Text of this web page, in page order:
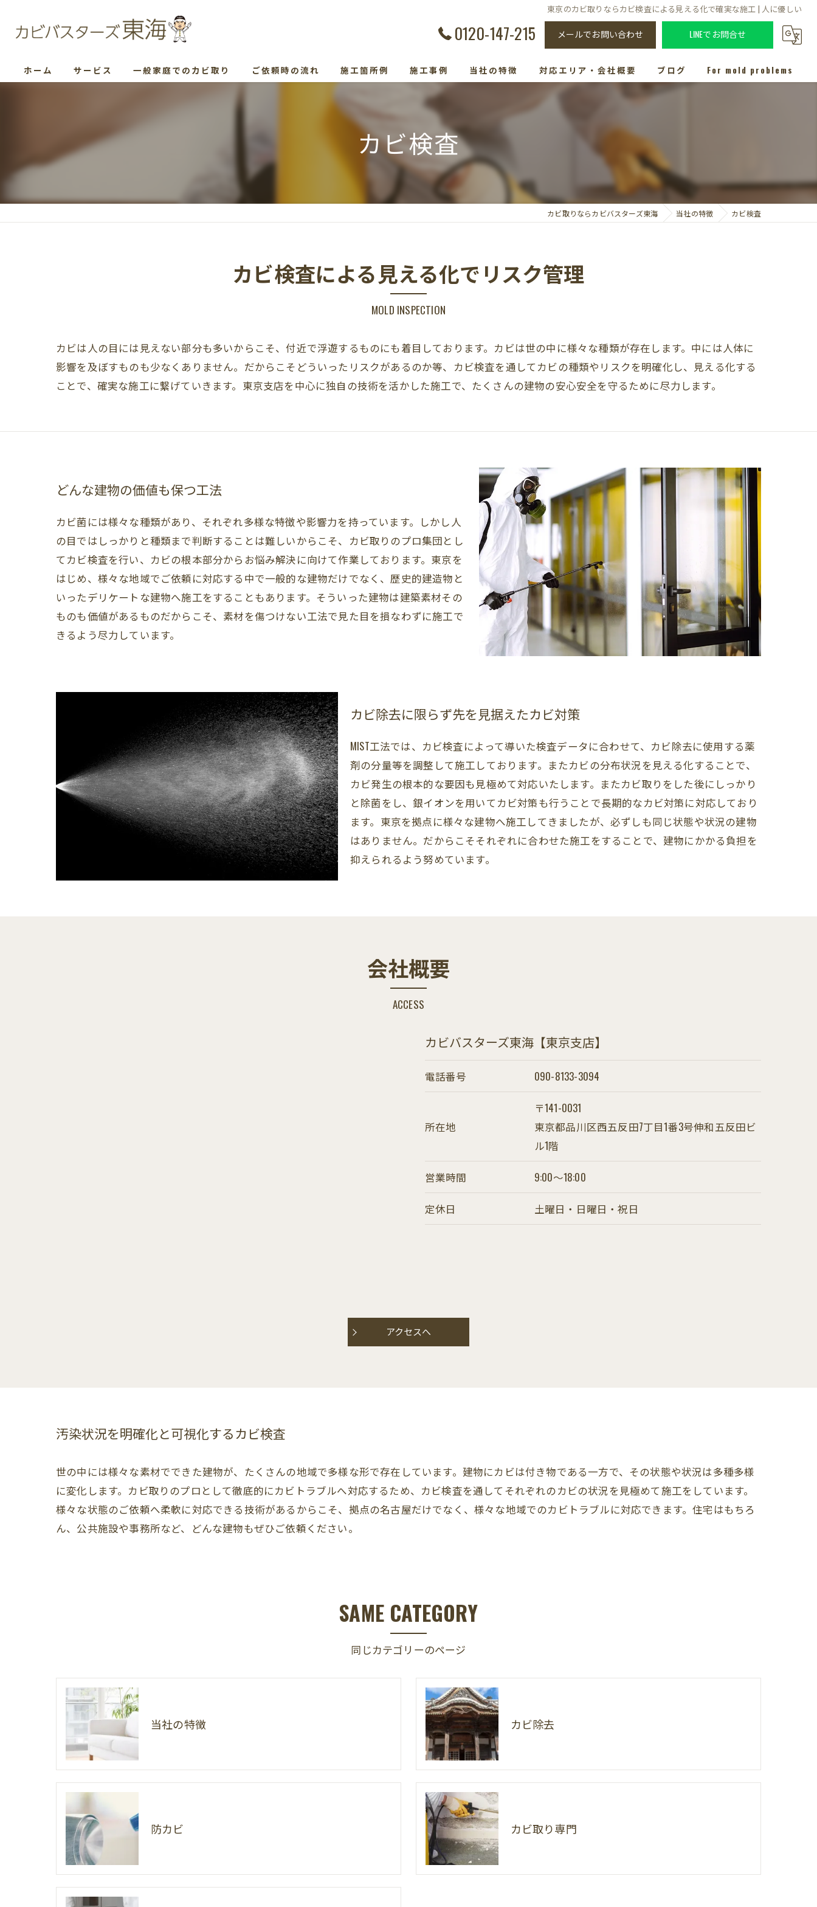
東京のカビ取りならカビ検査による見える化で確実な施工 | 人に優しい
0120-147-215 メールでお問い合わせ LINEでお問合せ
ホーム サービス 一般家庭でのカビ取り ご依頼時の流れ 施工箇所例 施工事例 当社の特徴
カビ取り専門
カビトラブル
カビ検査
対応エリア・会社概要 ブログ For mold problems
カビ検査
カビ取りならカビバスターズ東海 当社の特徴 カビ検査
カビ検査による見える化でリスク管理
MOLD INSPECTION
カビは人の目には見えない部分も多いからこそ、付近で浮遊するものにも着目しております。カビは世の中に様々な種類が存在します。中には人体に
影響を及ぼすものも少なくありません。だからこそどういったリスクがあるのか等、カビ検査を通してカビの種類やリスクを明確化し、見える化する
ことで、確実な施工に繋げていきます。東京支店を中心に独自の技術を活かした施工で、たくさんの建物の安心安全を守るために尽力します。
どんな建物の価値も保つ工法
カビ菌には様々な種類があり、それぞれ多様な特徴や影響力を持っています。しかし人
の目ではしっかりと種類まで判断することは難しいからこそ、カビ取りのプロ集団とし
てカビ検査を行い、カビの根本部分からお悩み解決に向けて作業しております。東京を
はじめ、様々な地域でご依頼に対応する中で一般的な建物だけでなく、歴史的建造物と
いったデリケートな建物へ施工をすることもあります。そういった建物は建築素材その
ものも価値があるものだからこそ、素材を傷つけない工法で見た目を損なわずに施工で
きるよう尽力しています。
カビ除去に限らず先を見据えたカビ対策
MIST工法では、カビ検査によって導いた検査データに合わせて、カビ除去に使用する薬
剤の分量等を調整して施工しております。またカビの分布状況を見える化することで、
カビ発生の根本的な要因も見極めて対応いたします。またカビ取りをした後にしっかり
と除菌をし、銀イオンを用いてカビ対策も行うことで長期的なカビ対策に対応しており
ます。東京を拠点に様々な建物へ施工してきましたが、必ずしも同じ状態や状況の建物
はありません。だからこそそれぞれに合わせた施工をすることで、建物にかかる負担を
抑えられるよう努めています。
会社概要
ACCESS
カビバスターズ東海【東京支店】
電話番号 090-8133-3094
所在地
〒141-0031
東京都品川区西五反田7丁目1番3号伸和五反田ビ
ル1階
営業時間 9:00～18:00
定休日 土曜日・日曜日・祝日
アクセスへ
汚染状況を明確化と可視化するカビ検査
世の中には様々な素材でできた建物が、たくさんの地域で多様な形で存在しています。建物にカビは付き物である一方で、その状態や状況は多種多様
に変化します。カビ取りのプロとして徹底的にカビトラブルへ対応するため、カビ検査を通してそれぞれのカビの状況を見極めて施工をしています。
様々な状態のご依頼へ柔軟に対応できる技術があるからこそ、拠点の名古屋だけでなく、様々な地域でのカビトラブルに対応できます。住宅はもちろ
ん、公共施設や事務所など、どんな建物もぜひご依頼ください。
同じカテゴリーのページ
SAME CATEGORY
当社の特徴 カビ除去
防カビ カビ取り専門